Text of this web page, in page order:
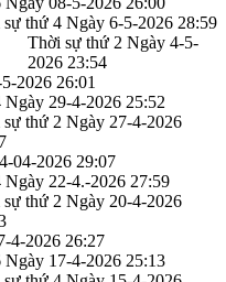
thứ 4 Ngày 6-5-2026 28:59
Thời sự thứ 2 Ngày 4-5-
2026 23:54
2026 26:01
29-4-2026 25:52
thứ 2 Ngày 27-4-2026
04-2026 29:07
22-4.-2026 27:59
thứ 2 Ngày 20-4-2026
4-2026 26:27
17-4-2026 25:13